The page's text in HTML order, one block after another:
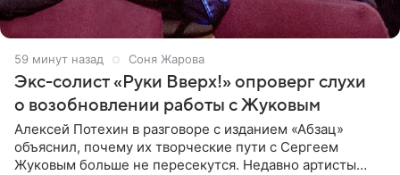
59 минут назад Соня Жарова
Экс-солист «Руки Вверх!» опроверг слухи
о возобновлении работы с Жуковым
Алексей Потехин в разговоре с изданием «Абзац»
объяснил, почему их творческие пути с Сергеем
Жуковым больше не пересекутся. Недавно артисты